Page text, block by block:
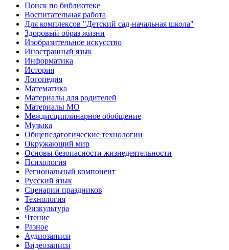
Поиск по библиотеке
Воспитательная работа
Для комплексов "Детский сад-начальная школа"
Здоровый образ жизни
Изобразительное искусство
Иностранный язык
Информатика
История
Логопедия
Математика
Материалы для родителей
Материалы МО
Междисциплинарное обобщение
Музыка
Общепедагогические технологии
Окружающий мир
Основы безопасности жизнедеятельности
Психология
Региональный компонент
Русский язык
Сценарии праздников
Технология
Физкультура
Чтение
Разное
Аудиозаписи
Видеозаписи